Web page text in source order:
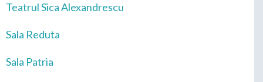
Teatrul Sica Alexandrescu
Sala Reduta
Sala Patria